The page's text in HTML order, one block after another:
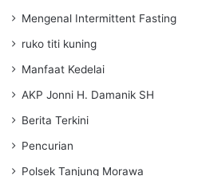
Mengenal Intermittent Fasting
ruko titi kuning
Manfaat Kedelai
AKP Jonni H. Damanik SH
Berita Terkini
Pencurian
Polsek Tanjung Morawa